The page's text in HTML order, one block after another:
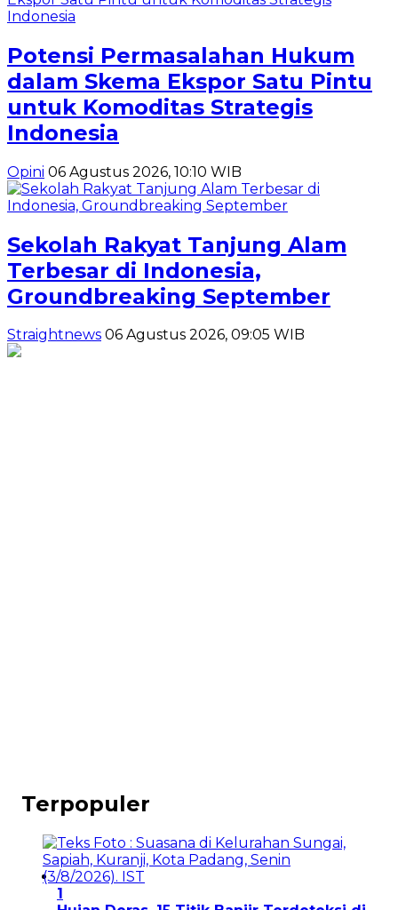
Potensi Permasalahan Hukum
dalam Skema Ekspor Satu Pintu
untuk Komoditas Strategis
Indonesia
Opini 06 Agustus 2026, 10:10 WIB
Sekolah Rakyat Tanjung Alam
Terbesar di Indonesia,
Groundbreaking September
Straightnews 06 Agustus 2026, 09:05 WIB
Terpopuler
1